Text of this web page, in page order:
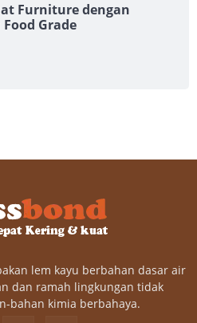
Furniture dengan
Grade
lem kayu berbahan dasar air
dan ramah lingkungan tidak
bahan kimia berbahaya.